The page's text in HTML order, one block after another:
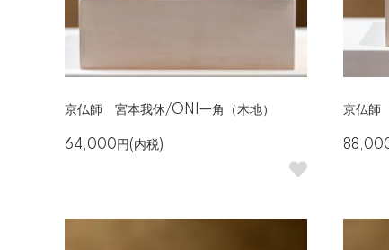
京仏師 宮本我休/ONI一角（木地）
64,000円(内税)
京仏師